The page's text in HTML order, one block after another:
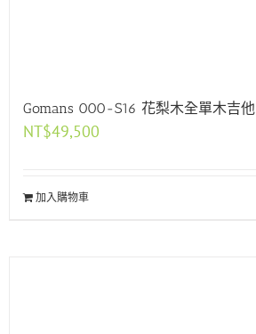
Gomans 000-S16 花梨木全單木吉他
NT$49,500
加入購物車